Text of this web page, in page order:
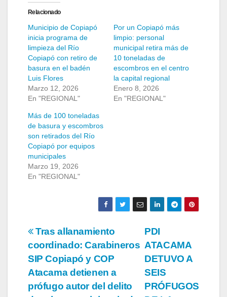
Relacionado
Municipio de Copiapó
inicia programa de
limpieza del Río
Copiapó con retiro de
basura en el badén
Luis Flores
Marzo 12, 2026
En "REGIONAL"
Por un Copiapó más
limpio: personal
municipal retira más de
10 toneladas de
escombros en el centro
la capital regional
Enero 8, 2026
En "REGIONAL"
Más de 100 toneladas
de basura y escombros
son retirados del Río
Copiapó por equipos
municipales
Marzo 19, 2026
En "REGIONAL"
Navegación
de
entradas
PDI
ATACAMA
DETUVO A
SEIS
PRÓFUGOS
Tras allanamiento
coordinado: Carabineros
SIP Copiapó y COP
Atacama detienen a
prófugo autor del delito